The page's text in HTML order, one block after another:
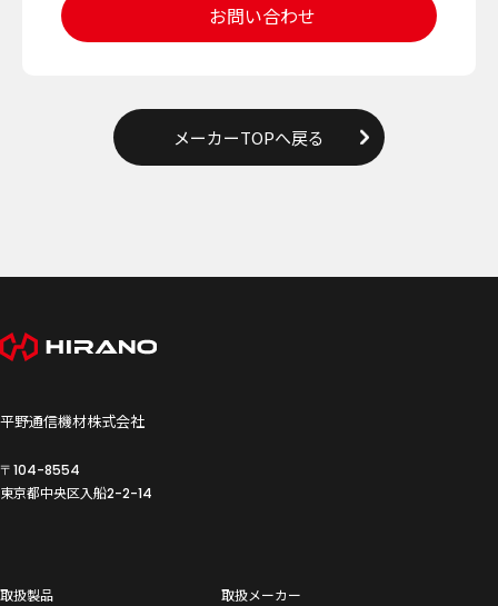
お問い合わせ
メーカーTOPへ戻る
平野通信機材株式会社
〒104-8554
東京都中央区入船2-2-14
取扱製品 取扱メーカー